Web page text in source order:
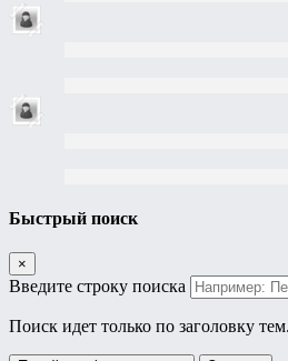
Быстрый поиск
×
Введите строку поиска
Поиск идет только по заголовку